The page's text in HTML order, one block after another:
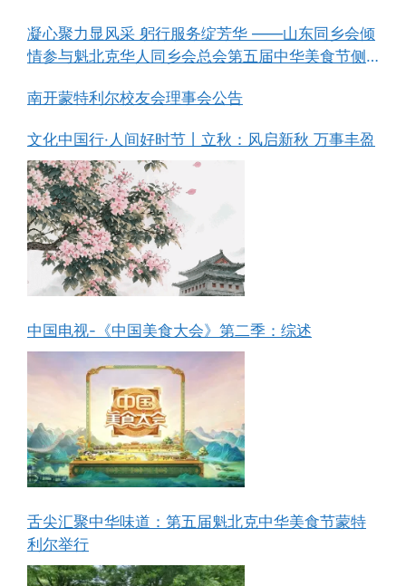
凝心聚力显风采 躬行服务绽芳华 ——山东同乡会倾
情参与魁北克华人同乡会总会第五届中华美食节侧
南开蒙特利尔校友会理事会公告
文化中国行·人间好时节丨立秋：风启新秋 万事丰盈
中国电视-《中国美食大会》第二季：综述
舌尖汇聚中华味道：第五届魁北克中华美食节蒙特
利尔举行